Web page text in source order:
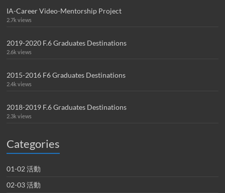
IA-Career Video-Mentorship Project
2.7k views
2019-2020 F.6 Graduates Destinations
2.6k views
2015-2016 F6 Graduates Destinations
2.4k views
2018-2019 F.6 Graduates Destinations
2.3k views
Categories
01-02 活動
02-03 活動